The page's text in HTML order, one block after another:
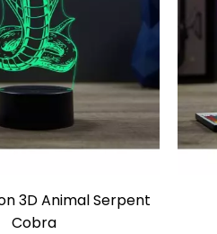
3D Animal Serpent
Cobra